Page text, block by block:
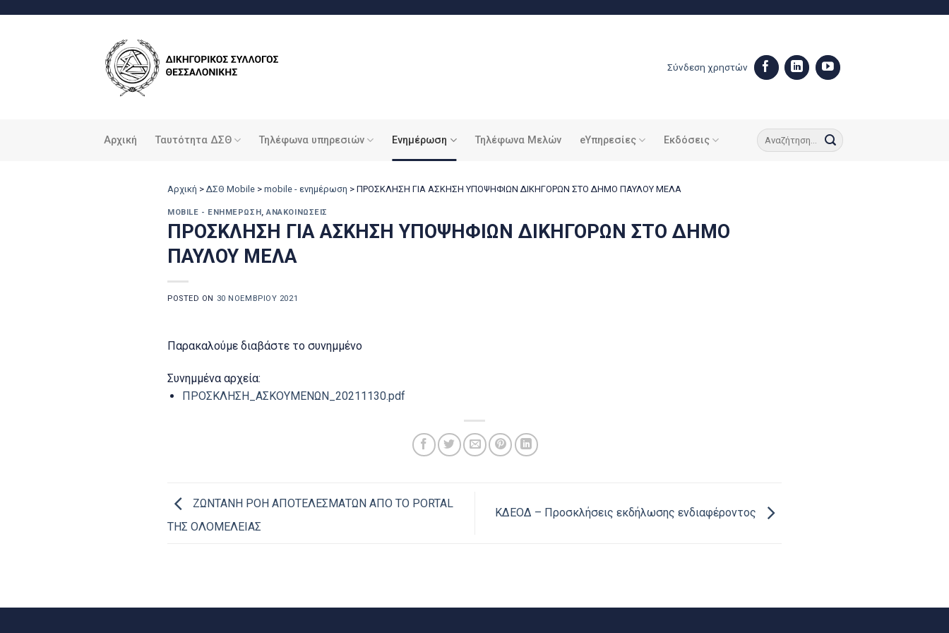
Σύνδεση χρηστών
Αρχική Ταυτότητα ΔΣΘ Τηλέφωνα υπηρεσιών Ενημέρωση Τηλέφωνα Μελών eΥπηρεσίες Εκδόσεις
Αρχική > ΔΣΘ Mobile > mobile - ενημέρωση > ΠΡΟΣΚΛΗΣΗ ΓΙΑ ΑΣΚΗΣΗ ΥΠΟΨΗΦΙΩΝ ΔΙΚΗΓΟΡΩΝ ΣΤΟ ΔΗΜΟ ΠΑΥΛΟΥ ΜΕΛΑ
MOBILE - ΕΝΗΜΈΡΩΣΗ,ΑΝΑΚΟΙΝΏΣΕΙΣ
ΠΡΟΣΚΛΗΣΗ ΓΙΑ ΑΣΚΗΣΗ ΥΠΟΨΗΦΙΩΝ ΔΙΚΗΓΟΡΩΝ ΣΤΟ ΔΗΜΟ
ΠΑΥΛΟΥ ΜΕΛΑ
POSTED ON 30 ΝΟΕΜΒΡΊΟΥ 2021
Παρακαλούμε διαβάστε το συνημμένο
Συνημμένα αρχεία:
ΠΡΟΣΚΛΗΣΗ_ΑΣΚΟΥΜΕΝΩΝ_20211130.pdf
ΖΩΝΤΑΝΗ ΡΟΗ ΑΠΟΤΕΛΕΣΜΑΤΩΝ ΑΠΟ ΤΟ PORTAL
ΤΗΣ ΟΛΟΜΕΛΕΙΑΣ
ΚΔΕΟΔ – Προσκλήσεις εκδήλωσης ενδιαφέροντος